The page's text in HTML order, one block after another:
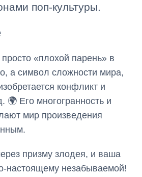
поп-культуры.
«плохой парень» в
а символ сложности мира,
конфликт и
🌍 Его многогранность и
мир произведения
призму злодея, и ваша
настоящему незабываемой!